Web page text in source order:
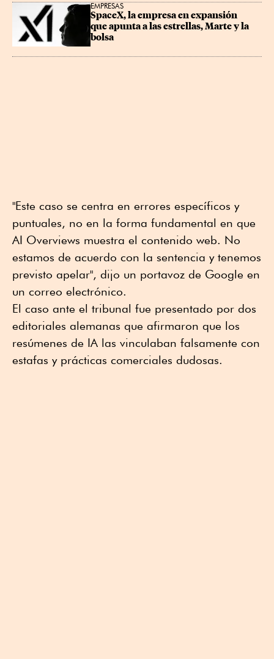
EMPRESAS
SpaceX, la empresa en expansión
que apunta a las estrellas, Marte y la
bolsa
"Este caso se centra en errores específicos y
puntuales, no en la forma fundamental en que
AI Overviews muestra el contenido web. No
estamos de acuerdo con la sentencia y tenemos
previsto apelar", dijo un portavoz de Google en
un correo electrónico.
El caso ante el tribunal fue presentado por dos
editoriales alemanas que afirmaron que los
resúmenes de IA las vinculaban falsamente con
estafas y prácticas comerciales dudosas.